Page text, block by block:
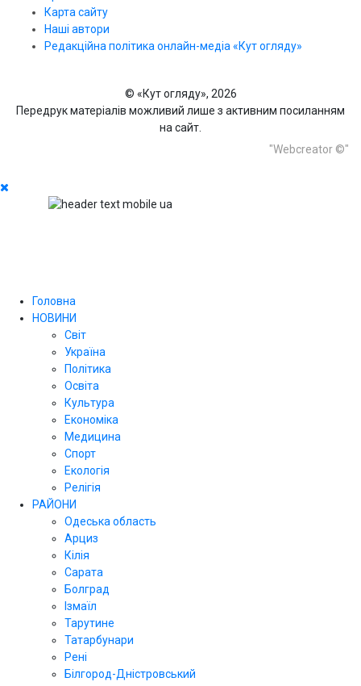
Карта сайту
Наші автори
Редакційна політика онлайн-медіа «Кут огляду»
© «Кут огляду», 2026
Передрук матеріалів можливий лише з активним посиланням
на сайт.
"Webcreator ©"
Головна
НОВИНИ
Світ
Україна
Політика
Освіта
Культура
Економіка
Медицина
Спорт
Екологія
Релігія
РАЙОНИ
Одеська область
Арциз
Кілія
Сарата
Болград
Ізмаїл
Тарутине
Татарбунари
Рені
Білгород-Дністровський